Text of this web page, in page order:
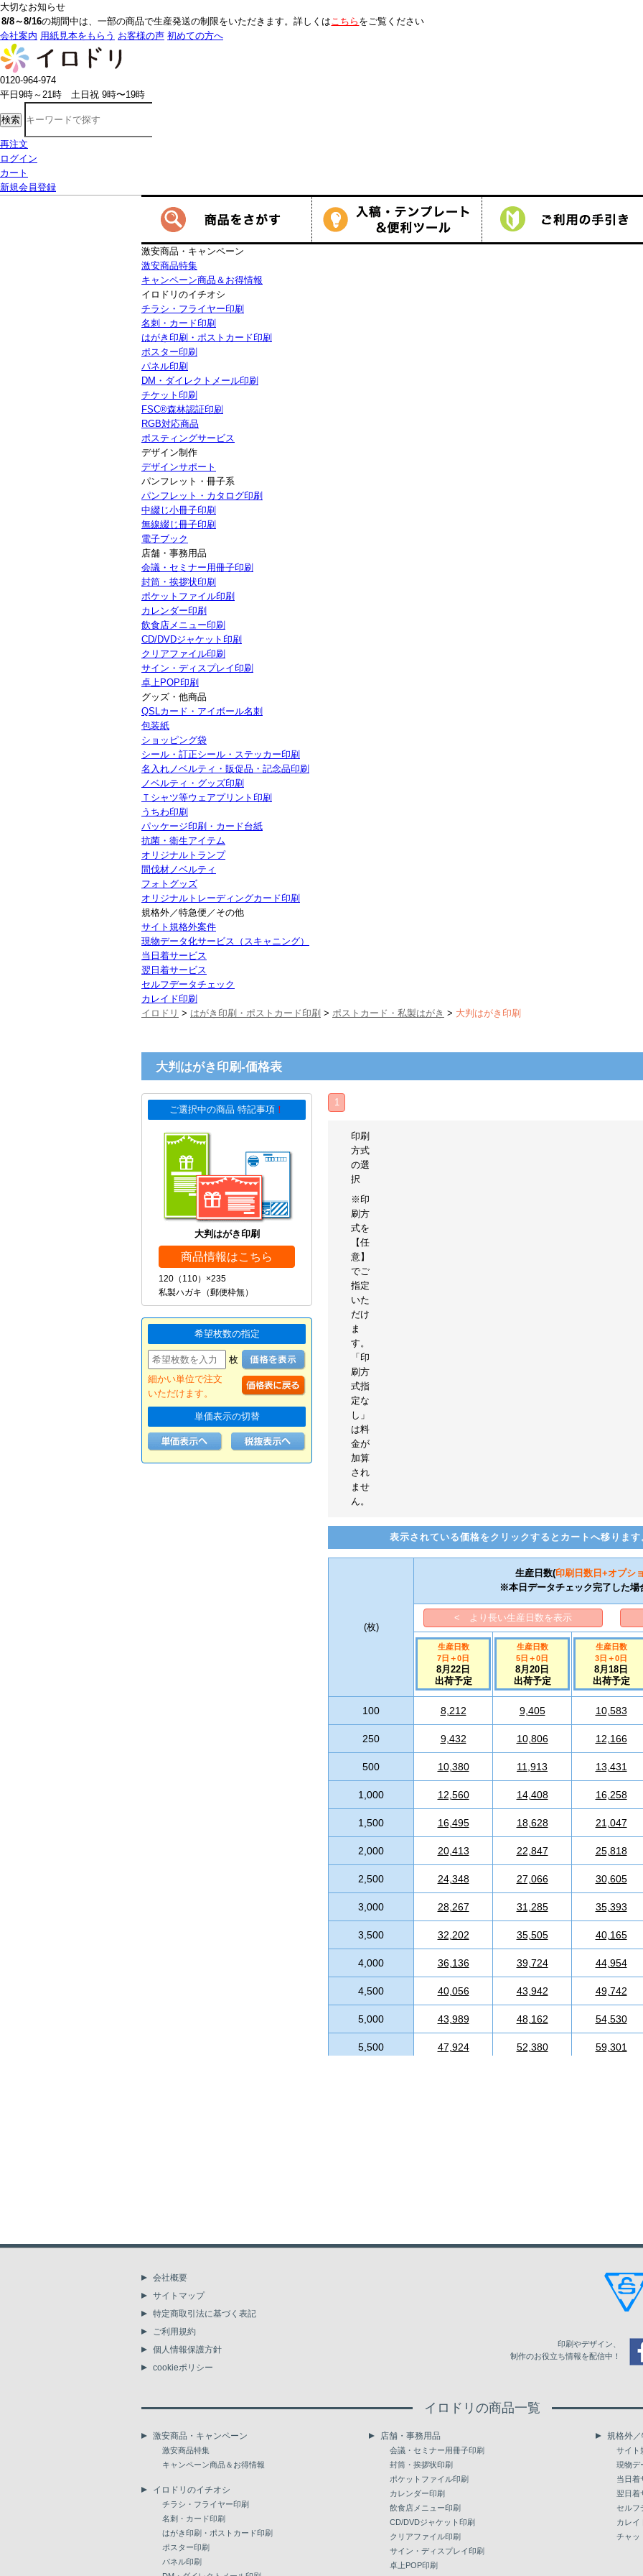
大切なお知らせ
8/8～8/16の期間中は、一部の商品で生産発送の制限をいただきます。詳しくはこちら をご覧ください
会社案内 用紙見本をもらう お客様の声 初めての方へ
0120-964-974
平日9時～21時 土日祝 9時〜19時
検索
再注文
ログイン
カート
新規会員登録
激安商品・キャンペーン
激安商品特集
キャンペーン商品＆お得情報
イロドリのイチオシ
チラシ・フライヤー印刷
名刺・カード印刷
はがき印刷・ポストカード印刷
ポスター印刷
パネル印刷
DM・ダイレクトメール印刷
チケット印刷
FSC®森林認証印刷
RGB対応商品
ポスティングサービス
デザイン制作
デザインサポート
パンフレット・冊子系
パンフレット・カタログ印刷
中綴じ小冊子印刷
無線綴じ冊子印刷
電子ブック
店舗・事務用品
会議・セミナー用冊子印刷
封筒・挨拶状印刷
ポケットファイル印刷
カレンダー印刷
飲食店メニュー印刷
CD/DVDジャケット印刷
クリアファイル印刷
サイン・ディスプレイ印刷
卓上POP印刷
グッズ・他商品
QSLカード・アイボール名刺
包装紙
ショッピング袋
シール・訂正シール・ステッカー印刷
名入れノベルティ・販促品・記念品印刷
ノベルティ・グッズ印刷
Ｔシャツ等ウェアプリント印刷
うちわ印刷
パッケージ印刷・カード台紙
抗菌・衛生アイテム
オリジナルトランプ
間伐材ノベルティ
フォトグッズ
オリジナルトレーディングカード印刷
規格外／特急便／その他
サイト規格外案件
現物データ化サービス（スキャニング）
当日着サービス
翌日着サービス
セルフデータチェック
カレイド印刷
イロドリ > はがき印刷・ポストカード印刷 > ポストカード・私製はがき > 大判はがき印刷
大判はがき印刷-価格表
ご選択中の商品 特記事項 ！
大判はがき印刷
商品情報はこちら
120（110）×235
私製ハガキ（郵便枠無）
希望枚数の指定
枚
細かい単位で注文
いただけます。
単価表示の切替
1
印刷
方式
の選
択
※印
刷方
式を
【任
意】
でご
指定
いた
だけ
ま
す。
「印
刷方
式指
定な
し」
は料
金が
加算
され
ませ
ん。
表示されている価格をクリックするとカートへ移ります
(枚)
生産日数(印刷日数 日+オプシ
※本日データチェック完了した場
< より長い生産日数を表示
生産日数
7日 ＋0日
8月22日
出荷予定
生産日数
5日 ＋0日
8月20日
出荷予定
生産日数
3日 ＋0日
8月18日
出荷予定
100 8,212 9,405 10,583
250 9,432 10,806 12,166
500 10,380 11,913 13,431
1,000 12,560 14,408 16,258
1,500 16,495 18,628 21,047
2,000 20,413 22,847 25,818
2,500 24,348 27,066 30,605
3,000 28,267 31,285 35,393
3,500 32,202 35,505 40,165
4,000 36,136 39,724 44,954
4,500 40,056 43,942 49,742
5,000 43,989 48,162 54,530
5,500 47,924 52,380 59,301
9,000 75,419 81,913 92,786
97,557
102,345
97,620 110,514
12,000 96,341 104,383 118,179
12,500 99,485 122,018
102,630 125,842
105,776 129,683
108,902 133,507
112,048
会社概要
サイトマップ
特定商取引法に基づく表記
ご利用規約
個人情報保護方針
cookieポリシー
印刷やデザイン、
制作のお役立ち情報を配信中！
イロドリの商品一覧
激安商品・キャンペーン
激安商品特集
キャンペーン商品＆お得情報
イロドリのイチオシ
チラシ・フライヤー印刷
名刺・カード印刷
はがき印刷・ポストカード印刷
ポスター印刷
パネル印刷
店舗・事務用品
会議・セミナー用冊子印刷
封筒・挨拶状印刷
ポケットファイル印刷
カレンダー印刷
飲食店メニュー印刷
CD/DVDジャケット印刷
クリアファイル印刷
サイン・ディスプレイ印刷
卓上POP印刷
規格外
サイト
現物デ
当日着
翌日着
セルフ
カレイ
チャッ